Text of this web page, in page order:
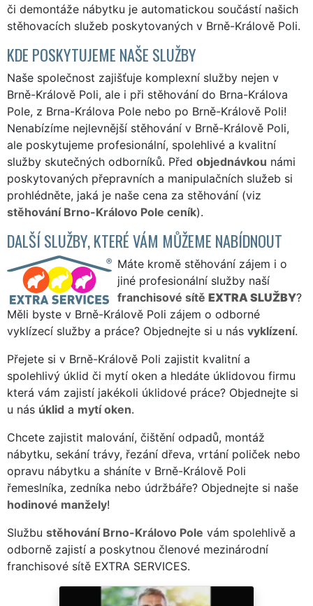
či demontáže nábytku je automatickou součástí našich
stěhovacích služeb poskytovaných v Brně-Králově Poli.
KDE POSKYTUJEME NAŠE SLUŽBY
Naše společnost zajišťuje komplexní služby nejen v
Brně-Králově Poli, ale i při stěhování do Brna-Králova
Pole, z Brna-Králova Pole nebo po Brně-Králově Poli!
Nenabízíme nejlevnější stěhování v Brně-Králově Poli,
ale poskytujeme profesionální, spolehlivé a kvalitní
služby skutečných odborníků. Před objednávkou námi
poskytovaných přepravních a manipulačních služeb si
prohlédněte, jaká je naše cena za stěhování (viz
stěhování Brno-Královo Pole ceník).
DALŠÍ SLUŽBY, KTERÉ VÁM MŮŽEME NABÍDNOUT
Máte kromě stěhování zájem i o
jiné profesionální služby naší
franchisové sítě EXTRA SLUŽBY?
Měli byste v Brně-Králově Poli zájem o odborné
vyklízecí služby a práce? Objednejte si u nás vyklízení.
Přejete si v Brně-Králově Poli zajistit kvalitní a
spolehlivý úklid či mytí oken a hledáte úklidovou firmu
která vám zajistí jakékoli úklidové práce? Objednejte si
u nás úklid a mytí oken.
Chcete zajistit malování, čištění odpadů, montáž
nábytku, sekání trávy, řezání dřeva, vrtání poliček nebo
opravu nábytku a sháníte v Brně-Králově Poli
řemeslníka, zedníka nebo údržbáře? Objednejte si naše
hodinové manžely!
Službu stěhování Brno-Královo Pole vám spolehlivě a
odborně zajistí a poskytnou členové mezinárodní
franchisové sítě EXTRA SERVICES.